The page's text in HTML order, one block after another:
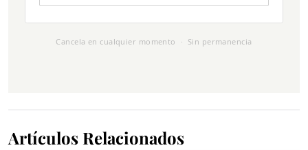
Cancela en cualquier momento · Sin permanencia
Artículos Relacionados